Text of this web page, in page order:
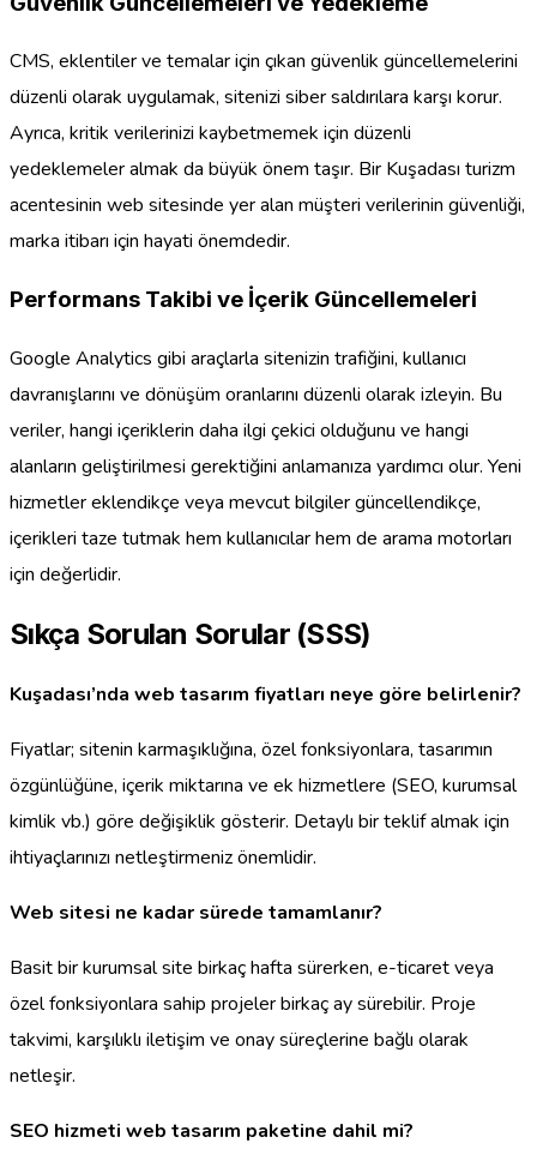
CMS, eklentiler ve temalar için çıkan güvenlik güncellemelerini
düzenli olarak uygulamak, sitenizi siber saldırılara karşı korur.
Ayrıca, kritik verilerinizi kaybetmemek için düzenli
yedeklemeler almak da büyük önem taşır. Bir Kuşadası turizm
acentesinin web sitesinde yer alan müşteri verilerinin güvenliği,
marka itibarı için hayati önemdedir.
Performans Takibi ve İçerik Güncellemeleri
Google Analytics gibi araçlarla sitenizin trafiğini, kullanıcı
davranışlarını ve dönüşüm oranlarını düzenli olarak izleyin. Bu
veriler, hangi içeriklerin daha ilgi çekici olduğunu ve hangi
alanların geliştirilmesi gerektiğini anlamanıza yardımcı olur. Yeni
hizmetler eklendikçe veya mevcut bilgiler güncellendikçe,
içerikleri taze tutmak hem kullanıcılar hem de arama motorları
için değerlidir.
Sıkça Sorulan Sorular (SSS)
Kuşadası’nda web tasarım fiyatları neye göre belirlenir?
Fiyatlar; sitenin karmaşıklığına, özel fonksiyonlara, tasarımın
özgünlüğüne, içerik miktarına ve ek hizmetlere (SEO, kurumsal
kimlik vb.) göre değişiklik gösterir. Detaylı bir teklif almak için
ihtiyaçlarınızı netleştirmeniz önemlidir.
Web sitesi ne kadar sürede tamamlanır?
Basit bir kurumsal site birkaç hafta sürerken, e-ticaret veya
özel fonksiyonlara sahip projeler birkaç ay sürebilir. Proje
takvimi, karşılıklı iletişim ve onay süreçlerine bağlı olarak
netleşir.
SEO hizmeti web tasarım paketine dahil mi?